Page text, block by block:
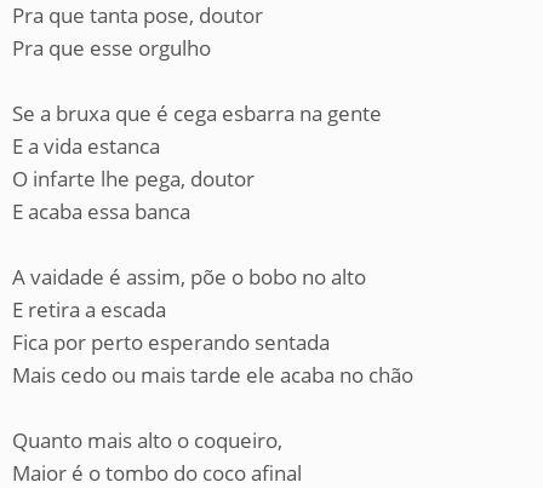
Pra que tanta pose, doutor
Pra que esse orgulho
Se a bruxa que é cega esbarra na gente
E a vida estanca
O infarte lhe pega, doutor
E acaba essa banca
A vaidade é assim, põe o bobo no alto
E retira a escada
Fica por perto esperando sentada
Mais cedo ou mais tarde ele acaba no chão
Quanto mais alto o coqueiro,
Maior é o tombo do coco afinal